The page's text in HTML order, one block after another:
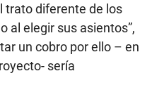
trato diferente de los
al elegir sus asientos”,
un cobro por ello – en
sería